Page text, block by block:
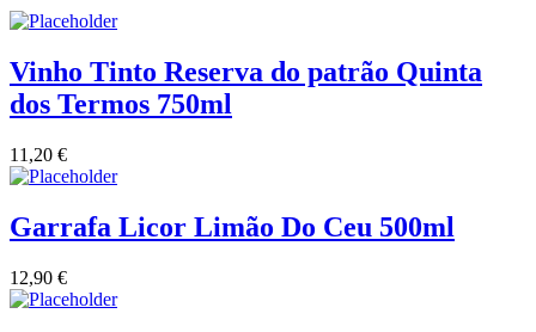
Trois Setubal
Vinho Tinto Reserva do patrão Quinta
dos Termos 750ml
11,20 €
Garrafa Licor Limão Do Ceu 500ml
12,90 €